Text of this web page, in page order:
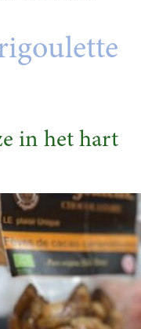
in het hart